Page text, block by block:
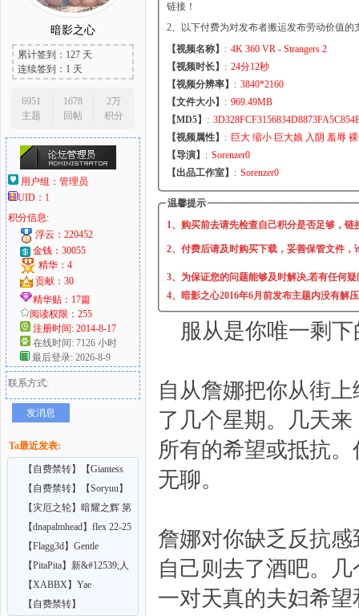
爱
好
暗影之心
累计签到：127 天
连续签到：1 天
6951
主题
1678
回帖
2万
积分
用户组： 管理员
UID： 1
积分信息:
浮云：220452
金钱：30055
精华：4
贡献：30
精华贴：17篇
阅读权限：255
注册时间: 2014-8-17
在线时间: 7126 小时
最后登录: 2026-8-9
联系方式:
发消息
Ta最近发表:
【自费禁转】【Giantess
Shrinking Feet】A
【自费禁转】【Soryuu】
在巨大娘的家中受雇
【灾厄之轮】暗耀之辉 第
七章（上中）
【dnapalmhead】flex 22-25
【Flagg3d】Gentle
Giantess
【PitaPita】新&#12539;人
形化の首輪
【XABBX】Yae
Confidential training
【自费禁转】
链接！
2、以下付费为对发布者搬运发布劳动价值的
【视频名称】 : 4K 360 VR - Strangers 2
【视频时长】 : 24分12秒
【视频分辨率】 : 3840*2160
【文件大小】 : 969.49MB
【MD5】 :
【视频属性】 : 巨大 缩小 巨大娘 入阴 羞辱
【导演】 : Sorenzer0
【出品工作室】 : Sorenzer0
温馨提示
1、购买前去请先检查自己积分是否足够，链
2、付费后请及时购买下载，妥善保管文件
3、为保证您的问题能够及时解决,若有任何
4、暗影之心2016年6月前发布主题内没有解
服从是你唯一剩
自从詹娜把你从街
了几个星期。几天
所有的希望或抵抗
无聊。
詹娜对你缺乏反抗
自己则去了酒吧。
一对天真的夫妇希